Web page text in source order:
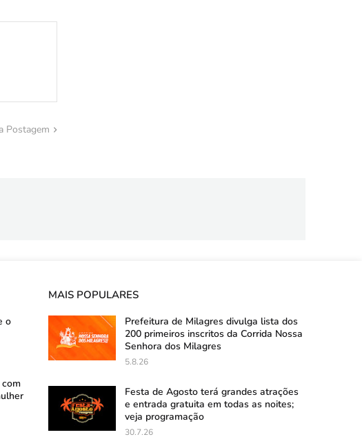
Postagem
o
MAIS POPULARES
Prefeitura de Milagres divulga lista dos
200 primeiros inscritos da Corrida Nossa
Senhora dos Milagres
5.8.26
Festa de Agosto terá grandes atrações
e entrada gratuita em todas as noites;
veja programação
30.7.26